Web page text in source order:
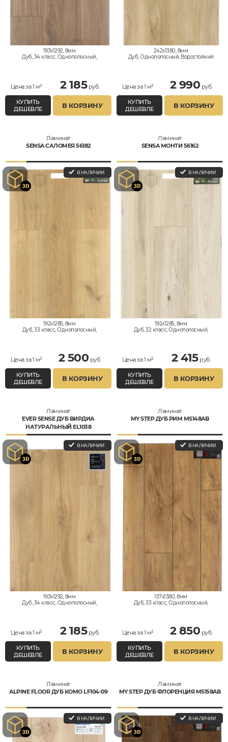
193x1292, 8мм
Дуб, 34 класс, Однополосный,
Цена за 1 м² 2 185руб.
КУПИТЬ
ДЕШЕВЛЕ
В КОРЗИНУ
242x1380, 8мм
Дуб, Однополосный, Водостойкий
Цена за 1 м² 2 990 руб.
КУПИТЬ
ДЕШЕВЛЕ
В КОРЗИНУ
Ламинат
SENSA САЛОМЕЯ 56182
В НАЛИЧИИ
192x1285, 8мм
Дуб, 33 класс, Однополосный,
Цена за 1 м² 2 500 руб.
КУПИТЬ
ДЕШЕВЛЕ
В КОРЗИНУ
Ламинат
SENSA МОНТИ 56162
В НАЛИЧИИ
192x1285, 8мм
Дуб, 32 класс, Однополосный,
Цена за 1 м² 2 415руб.
КУПИТЬ
ДЕШЕВЛЕ
В КОРЗИНУ
Ламинат
EVER SENSE ДУБ ВИРДИА
НАТУРАЛЬНЫЙ EL1038
В НАЛИЧИИ
193x1292, 8мм
Дуб, 34 класс, Однополосный,
Цена за 1 м² 2 185руб.
КУПИТЬ
ДЕШЕВЛЕ
В КОРЗИНУ
Ламинат
MY STEP ДУБ РИМ MS148AB
В НАЛИЧИИ
157x1380, 8мм
Дуб, 33 класс, Однополосный,
Цена за 1 м² 2 850 руб.
КУПИТЬ
ДЕШЕВЛЕ
В КОРЗИНУ
Ламинат
ALPINE FLOOR ДУБ КОМО LF104-09
В НАЛИЧИИ
Ламинат
MY STEP ДУБ ФЛОРЕНЦИЯ MS158AB
В НАЛИЧИИ